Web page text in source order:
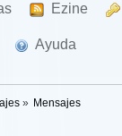
Ezine
Ayuda
» Mensajes